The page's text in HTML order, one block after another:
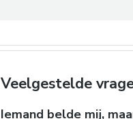
Veelgestelde
Iemand belde mij,